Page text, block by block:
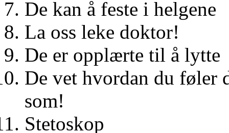
De kan å feste i helgene
La oss leke doktor!
De er opplærte til å lytte
De vet hvordan du føler
som!
Stetoskop